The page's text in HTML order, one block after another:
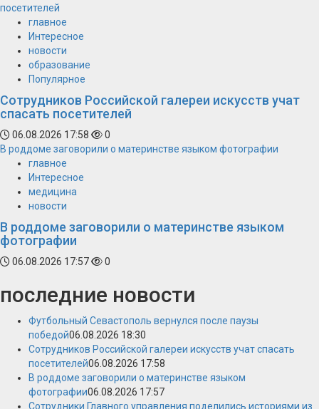
посетителей
главное
Интересное
новости
образование
Популярное
Сотрудников Российской галереи искусств учат
спасать посетителей
06.08.2026 17:58
0
В роддоме заговорили о материнстве языком фотографии
главное
Интересное
медицина
новости
В роддоме заговорили о материнстве языком
фотографии
06.08.2026 17:57 0
последние новости
Футбольный Севастополь вернулся после паузы
победой06.08.2026 18:30
Сотрудников Российской галереи искусств учат спасать
посетителей06.08.2026 17:58
В роддоме заговорили о материнстве языком
фотографии06.08.2026 17:57
Сотрудники Главного управления поделились историями из